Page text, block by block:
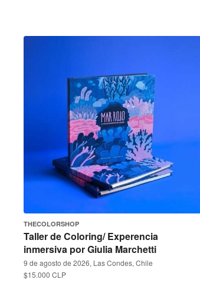
THECOLORSHOP
Taller de Coloring/ Experencia
inmersiva por Giulia Marchetti
9 de agosto de 2026, Las Condes, Chile
$15.000 CLP